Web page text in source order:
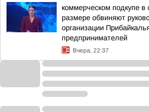
коммерческом подкупе в
размере обвиняют
организации
предпринимателей
Вчера, 22:37